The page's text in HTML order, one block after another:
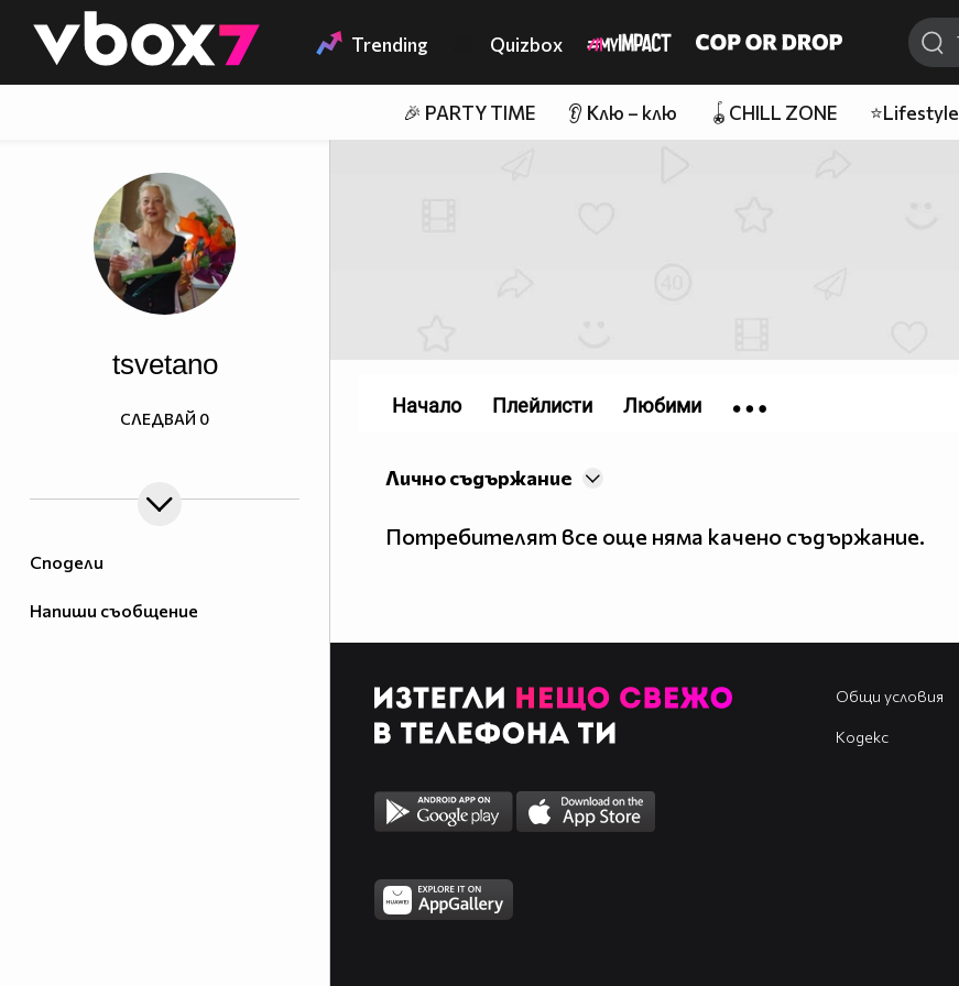
👾 Trending Quizbox
🎉 PARTY TIME 👂 Клю – клю 🪀CHILL ZONE ⭐Lifestyle
Сподели
Напиши съобщение
tsvetano
СЛЕДВАЙ 0
Лично съдържание
Потребителят все още няма качено съдържание.
Начало Плейлисти Любими
Общи условия
Кодекс